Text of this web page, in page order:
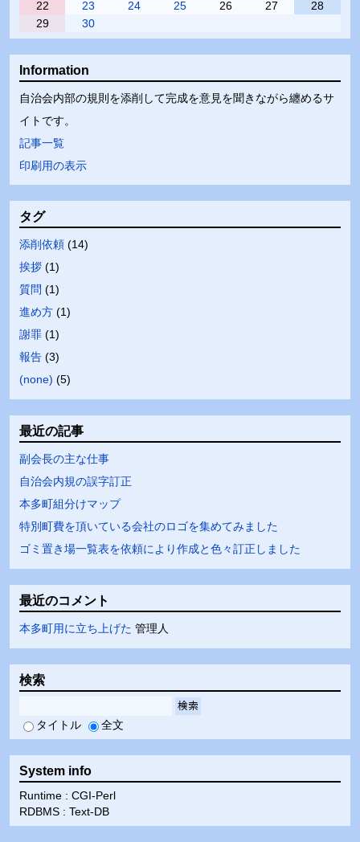
22
23 24 25 26 27
28
29
30
Information
自治会内部の規則を添削して完成を意見を聞きながら纏めるサ
イトです。
記事一覧
印刷用の表示
タグ
添削依頼 (14)
挨拶 (1)
質問 (1)
進め方 (1)
謝罪 (1)
報告 (3)
(none) (5)
最近の記事
副会長の主な仕事
自治会内規の誤字訂正
本多町組分けマップ
特別町費を頂いている会社のロゴを集めてみました
ゴミ置き場一覧表を依頼により作成と色々訂正しました
最近のコメント
本多町用に立ち上げた 管理人
検索
検索
タイトル 全文
System info
Runtime : CGI-Perl
RDBMS : Text-DB